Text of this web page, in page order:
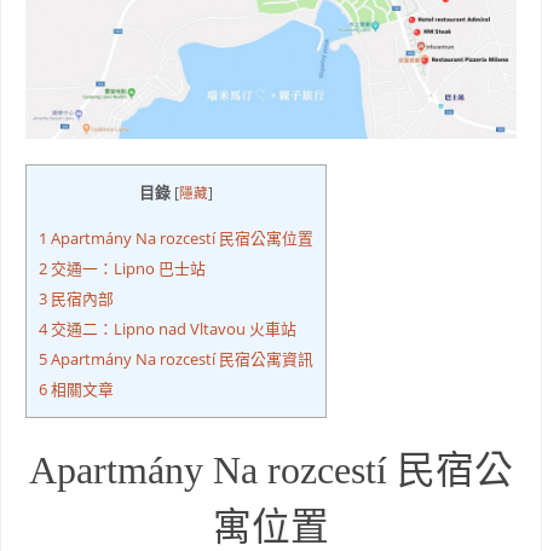
目錄 [隱藏]
1 Apartmány Na rozcestí 民宿公寓位置
2交通一：Lipno 巴士站
3 民宿內部
4交通二：Lipno nad Vltavou 火車站
5Apartmány Na rozcestí 民宿公寓資訊
6相關文章
Apartmány Na rozcestí 民宿公
寓位置